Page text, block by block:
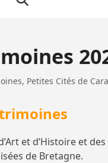
, Petites Cités de
et d’Histoire et
de Bretagne.